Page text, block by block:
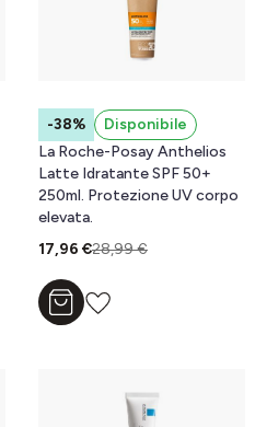
-38%
Disponibile
La Roche-Posay Anthelios
Latte Idratante SPF 50+
250ml. Protezione UV corpo
elevata.
17,96 €28,99 €
Aggiungi al carrello